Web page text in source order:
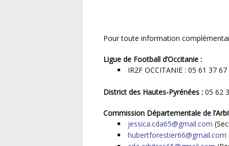
Pour toute information
Ligue de Football d’Occitanie :
IR2F OCCITANIE : 05 61 37
District des Hautes-Pyrénées : 05 62
Commission Départementale de
jessica.cda65@gmail.com
hubertforestier66@gmail.com